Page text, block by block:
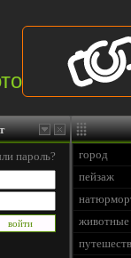
|Последние работы|
пароль?
город
пейзаж
животные